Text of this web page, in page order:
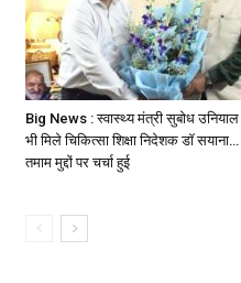
Big News : स्वास्थ्य मंत्री सुबोध
भी मिले चिकित्सा शिक्षा निदेशक डॉ सयाना…
तमाम मुद्दों पर चर्चा हुई